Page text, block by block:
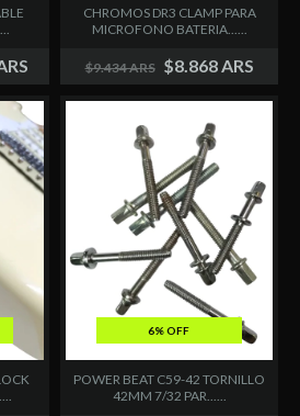
CHROMOS DR3 CLAMP PARA
MICROFONO BATERIA......
$9.434 ARS $8.868 ARS
6% OFF
POWER BEAT C59-42 TORNILLO
42MM 7/32 PAR......